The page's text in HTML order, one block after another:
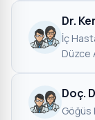
Dr.
İç
Düzce
Doç.
Göğüs